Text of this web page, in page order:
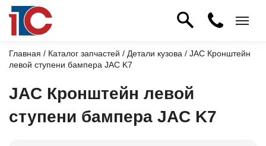
Главная / Каталог запчастей / Детали кузова / JAC Кронштейн
левой ступени бампера JAC K7
JAC Кронштейн левой
ступени бампера JAC K7